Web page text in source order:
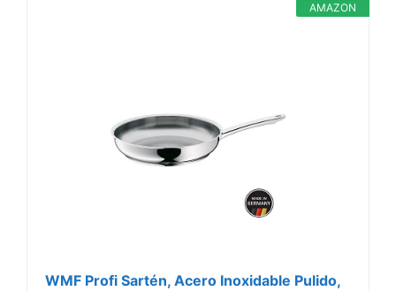
AMAZON
WMF Profi Sartén, Acero Inoxidable Pulido,